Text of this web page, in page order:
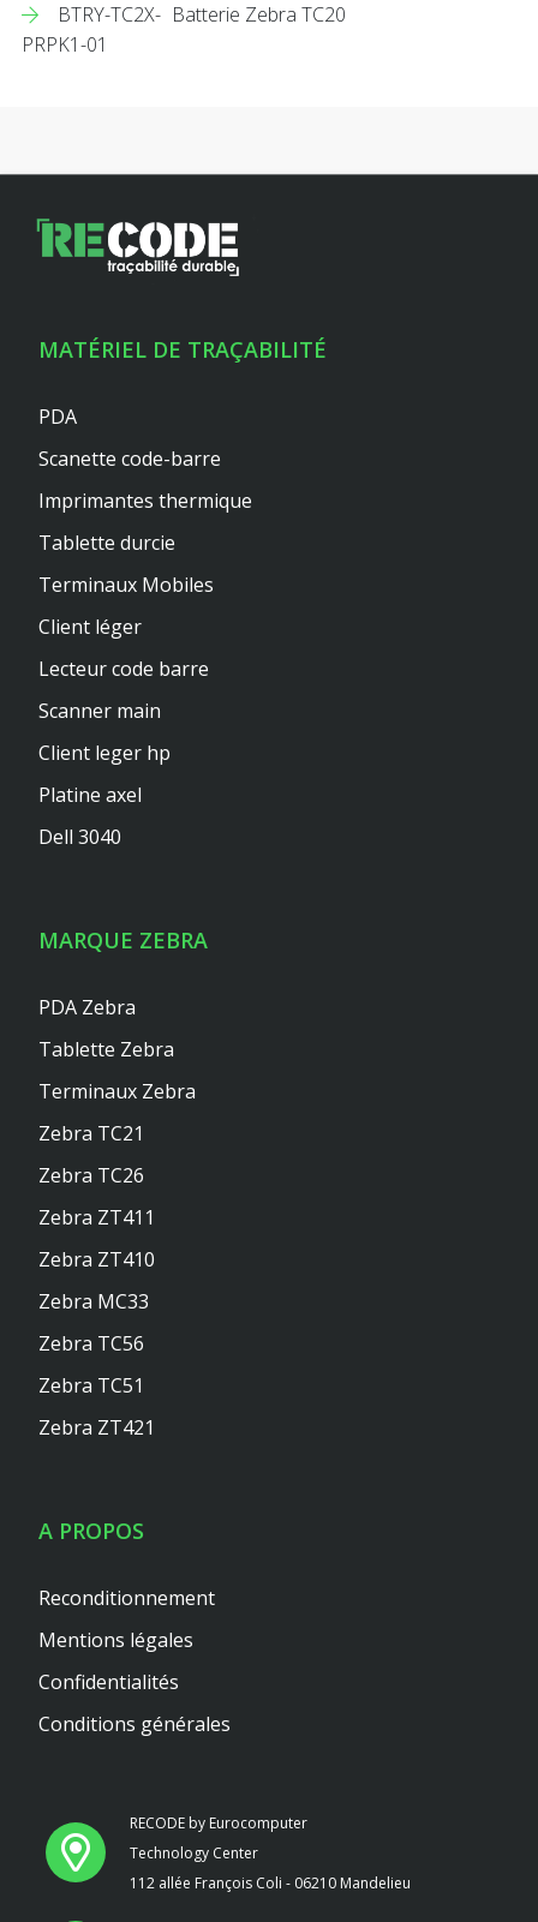
BTRY-TC2X-
PRPK1-01
Batterie Zebra TC20
RECODE by Eurocomputer
Technology Center
112 allée François Coli - 06210 Mandelieu
MATÉRIEL DE TRAÇABILITÉ
PDA
Scanette code-barre
Imprimantes thermique
Tablette durcie
Terminaux Mobiles
Client léger
Lecteur code barre
Scanner main
Client leger hp
Platine axel
Dell 3040
MARQUE ZEBRA
PDA Zebra
Tablette Zebra
Terminaux Zebra
Zebra TC21
Zebra TC26
Zebra ZT411
Zebra ZT410
Zebra MC33
Zebra TC56
Zebra TC51
Zebra ZT421
A PROPOS
Reconditionnement
Mentions légales
Confidentialités
Conditions générales